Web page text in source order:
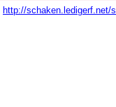
http://schaken.ledigerf.net/